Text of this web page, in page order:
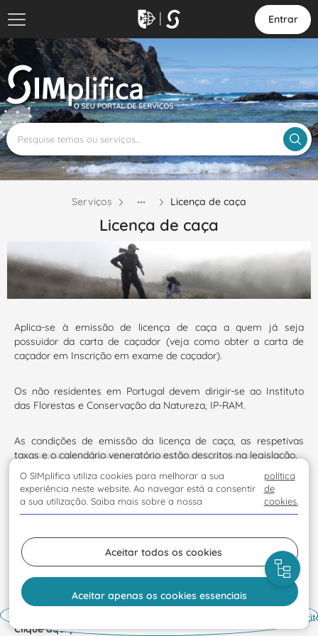
Entrar
Serviços Licença de caça
Licença de caça
Aplica-se à emissão de licença de caça a quem já seja
possuidor da carta de caçador (veja como obter a carta de
caçador em Inscrição em exame de caçador).
Os não residentes em Portugal devem dirigir-se ao Instituto
das Florestas e Conservação da Natureza, IP-RAM.
As condições de emissão da licença de caça, as respetivas
taxas e o calendário veneratório estão descritos na legislação.
As áreas de refúgio de caça na ilha da Madeira e Porto Santo
são:
Ilha do Porto Santo
Aviso de privacidade para o pedido de licença de caça
Clique aqui para visualizar o vídeo
O SIMplifica utiliza cookies para melhorar a sua
experiência neste website. Ao navegar está a consentir
a sua utilização. Saiba mais sobre a nossa
política
de
cookies.
Aceitar todos os cookies
Aceitar apenas os cookies essenciais